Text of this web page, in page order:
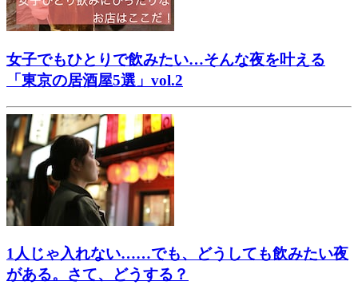
女子でもひとりで飲みたい…そんな夜を叶える
「東京の居酒屋5選」vol.2
1人じゃ入れない……でも、どうしても飲みたい夜
がある。さて、どうする？